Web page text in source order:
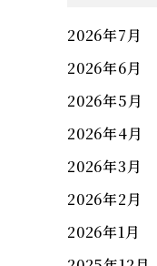
2026年7月
2026年6月
2026年5月
2026年4月
2026年3月
2026年2月
2026年1月